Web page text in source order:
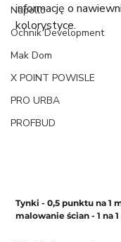
Napollo
Ochnik Development
Mak Dom
X POINT POWISLE
PRO URBA
PROFBUD
informację o
kolorystyce.
Tynki - 0,5 punktu na 1
malowanie ścian - 1 na